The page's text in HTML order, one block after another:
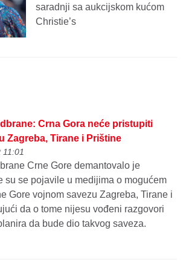
saradnji sa aukcijskom kućom
Christie’s
Crna Gora neće pristupiti
Zagreba, Tirane i Prištine
Crne Gore demantovalo je
su se pojavile u medijima o mogućem
Gore vojnom savezu Zagreba, Tirane i
da o tome nijesu vođeni razgovori
da bude dio takvog saveza.